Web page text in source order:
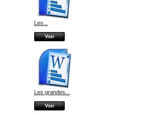
Les...
Voir
Les grandes...
Voir